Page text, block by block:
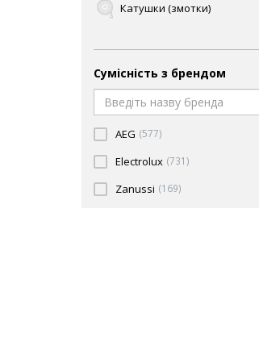
Катушки (змотки)
Колесо
Контейнери для пилу
Корпусні деталі
Мішки
Сумісність з брендом
AEG (577)
Electrolux (731)
Zanussi (169)